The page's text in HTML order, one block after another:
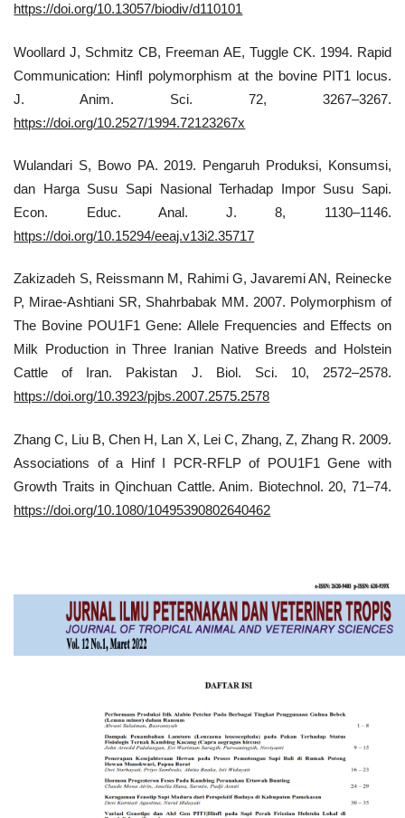
https://doi.org/10.13057/biodiv/d110101
Woollard J, Schmitz CB, Freeman AE, Tuggle CK. 1994. Rapid
Communication: HinfI polymorphism at the bovine PIT1 locus.
J. Anim. Sci. 72, 3267–3267.
https://doi.org/10.2527/1994.72123267x
Wulandari S, Bowo PA. 2019. Pengaruh Produksi, Konsumsi,
dan Harga Susu Sapi Nasional Terhadap Impor Susu Sapi.
Econ. Educ. Anal. J. 8, 1130–1146.
https://doi.org/10.15294/eeaj.v13i2.35717
Zakizadeh S, Reissmann M, Rahimi G, Javaremi AN, Reinecke
P, Mirae-Ashtiani SR, Shahrbabak MM. 2007. Polymorphism of
The Bovine POU1F1 Gene: Allele Frequencies and Effects on
Milk Production in Three Iranian Native Breeds and Holstein
Cattle of Iran. Pakistan J. Biol. Sci. 10, 2572–2578.
https://doi.org/10.3923/pjbs.2007.2575.2578
Zhang C, Liu B, Chen H, Lan X, Lei C, Zhang, Z, Zhang R. 2009.
Associations of a Hinf I PCR-RFLP of POU1F1 Gene with
Growth Traits in Qinchuan Cattle. Anim. Biotechnol. 20, 71–74.
https://doi.org/10.1080/10495390802640462